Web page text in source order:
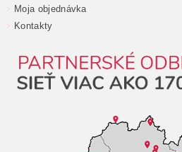
Moja objednávka
Kontakty